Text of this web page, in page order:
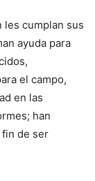
les cumplan sus
ayuda para
el campo,
en las
han
fin de ser